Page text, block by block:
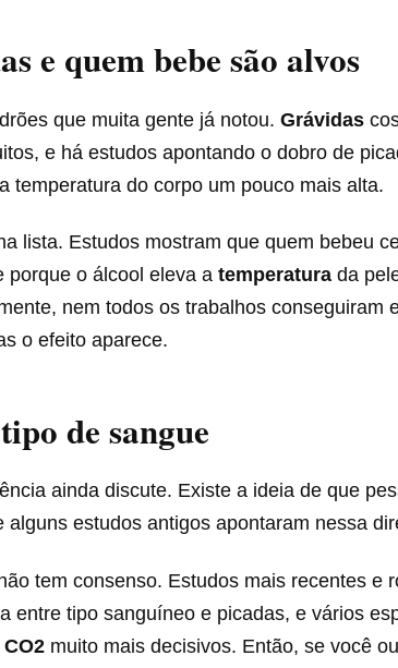
e quem bebe são alvos
que muita gente já notou. Grávidas
e há estudos apontando o dobro de
temperatura do corpo um pouco mais alta.
lista. Estudos mostram que quem bebeu
porque o álcool eleva a temperatura da
nem todos os trabalhos conseguiram
o efeito aparece.
de sangue
ainda discute. Existe a ideia de que
alguns estudos antigos apontaram nessa
tem consenso. Estudos mais recentes e
entre tipo sanguíneo e picadas, e vários
muito mais decisivos. Então, se você